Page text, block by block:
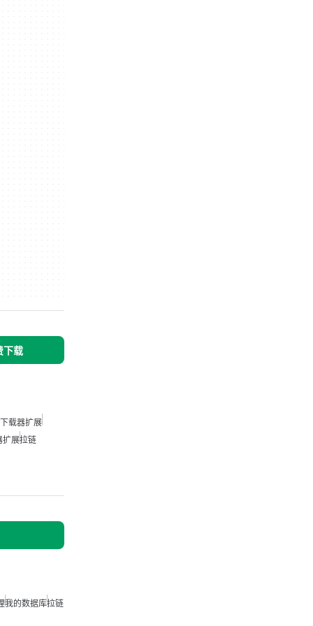
下载
载器扩展
扩展拉链
我的数据库拉链